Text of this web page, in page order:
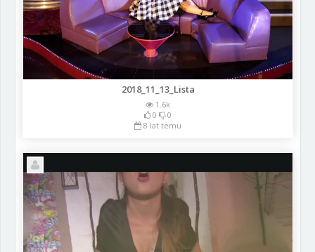
2018_11_13_Lista
1.6k
0
0
8 lat temu